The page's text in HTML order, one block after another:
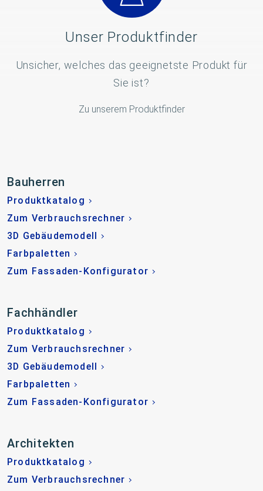
Unser Produktfinder
Unsicher, welches das geeignetste Produkt für
Sie ist?
Zu unserem Produktfinder
Bauherren
Produktkatalog
Zum Verbrauchsrechner
3D Gebäudemodell
Farbpaletten
Zum Fassaden-Konfigurator
Fachhändler
Produktkatalog
Zum Verbrauchsrechner
3D Gebäudemodell
Farbpaletten
Zum Fassaden-Konfigurator
Architekten
Produktkatalog
Zum Verbrauchsrechner